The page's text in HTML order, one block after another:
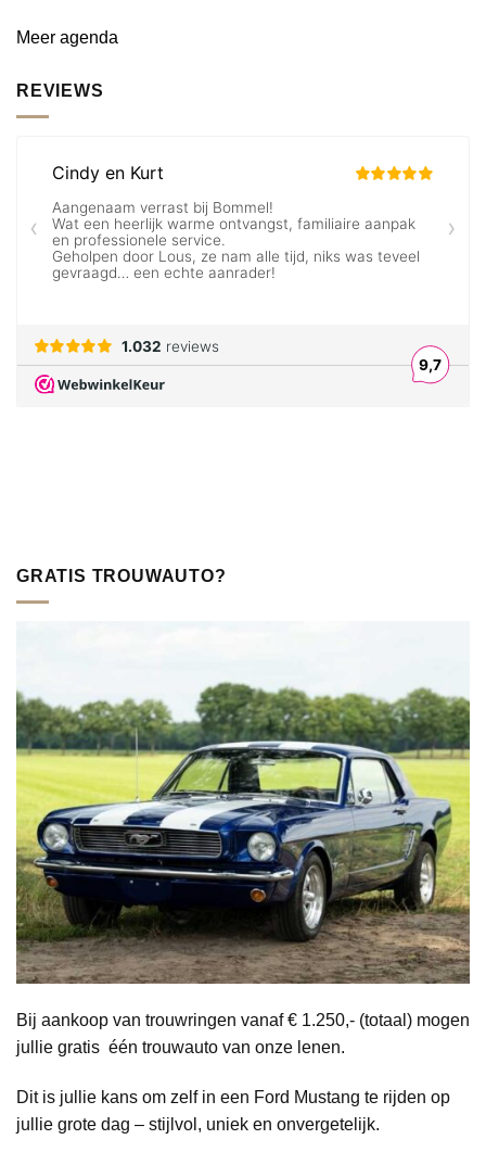
Meer agenda
REVIEWS
GRATIS TROUWAUTO?
Bij aankoop van trouwringen vanaf € 1.250,- (totaal) mogen
jullie gratis één trouwauto van onze lenen.
Dit is jullie kans om zelf in een Ford Mustang te rijden op
jullie grote dag – stijlvol, uniek en onvergetelijk.